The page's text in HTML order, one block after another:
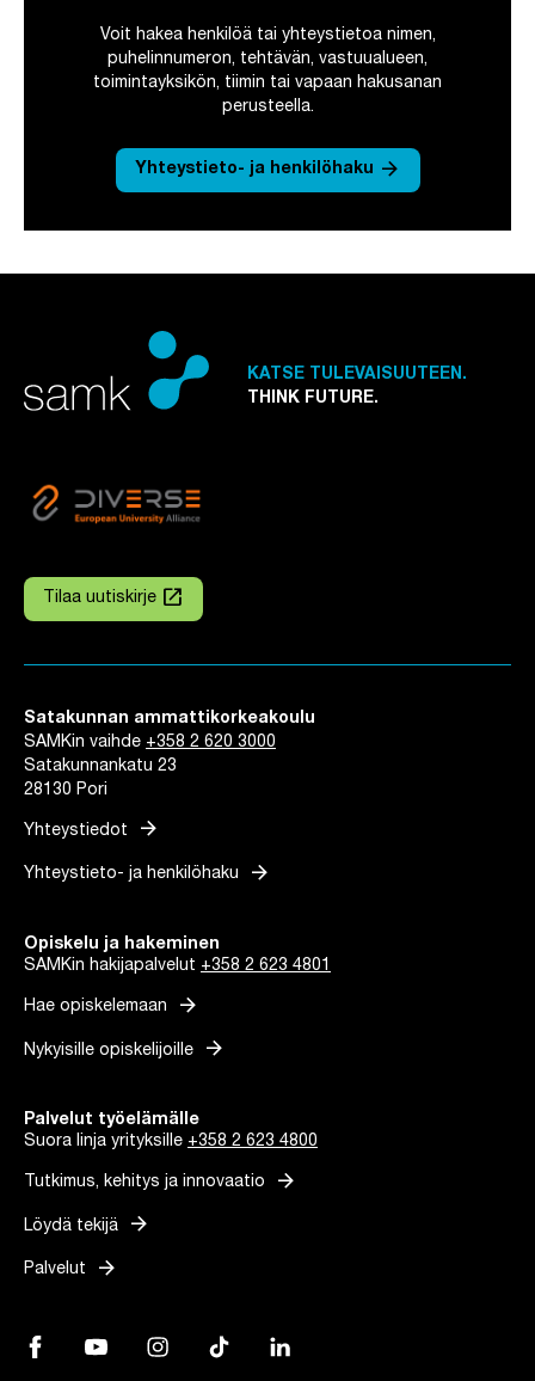
Voit hakea henkilöä tai yhteystietoa nimen,
puhelinnumeron, tehtävän, vastuualueen,
toimintayksikön, tiimin tai vapaan hakusanan
perusteella.
Yhteystieto- ja henkilöhaku arrow_forward
KATSE TULEVAISUUTEEN.
THINK FUTURE.
Tilaa uutiskirje
Linkki avautuu uuteen välilehteen
launch
Satakunnan ammattikorkeakoulu
SAMKin vaihde +358 2 620 3000
Satakunnankatu 23
28130 Pori
Yhteystiedot arrow_forward
Yhteystieto- ja henkilöhaku arrow_forward
Opiskelu ja hakeminen
SAMKin hakijapalvelut +358 2 623 4801
Hae opiskelemaan arrow_forward
Nykyisille opiskelijoille arrow_forward
Palvelut työelämälle
Suora linja yrityksille +358 2 623 4800
Tutkimus, kehitys ja innovaatio arrow_forward
Löydä tekijä arrow_forward
Palvelut arrow_forward
Facebook, Linkki avautuu uuteen välilehteen
YouTube, Linkki avautuu uuteen välilehteen
Instagram, Linkki avautuu uuteen välilehteen
TikTok, Linkki avautuu uuteen välilehteen
LinkedIn, Linkki avautuu uuteen